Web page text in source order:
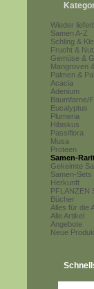
Wieder
Samen A-Z
Schling &
Frucht &
Gemüse &
Mangroven
Palmen &
Acacia
Adenium
Baumfarne/
Eucalyptus
Plumeria
Hibiskus
Passiflora
Musa
Proteen
Samen-
Gekeimte
Samen-Sets
Herkunft
PFLANZEN
Bücher
Alles für die
Alle Artikel
Angebote
Neue